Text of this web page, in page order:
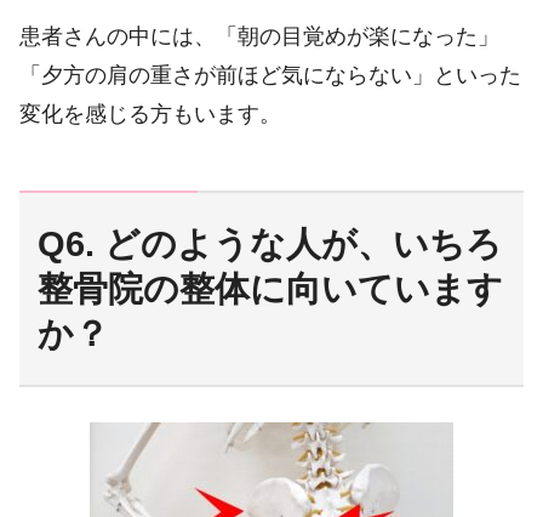
患者さんの中には、「朝の目覚めが楽になった」
「夕方の肩の重さが前ほど気にならない」といった
変化を感じる方もいます。
Q6. どのような人が、いちろ
整骨院の整体に向いています
か？